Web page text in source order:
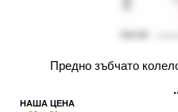
Предно зъбчато